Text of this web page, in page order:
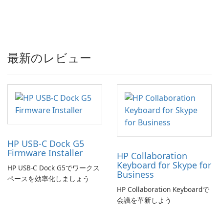
最新のレビュー
HP USB-C Dock G5
Firmware Installer
HP USB-C Dock G5でワークス
ペースを効率化しましょう
HP Collaboration
Keyboard for Skype for
Business
HP Collaboration Keyboardで
会議を革新しよう